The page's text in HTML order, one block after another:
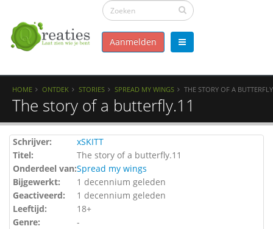
Aanmelden
HOME ONTDEK STORIES SPREAD MY WINGS THE STORY OF A
The story of a butterfly.11
Schrijver:
xSKITT
Titel:
The story of a butterfly.11
Onderdeel van:Spread my wings
Bijgewerkt:
1 decennium geleden
Geactiveerd:
1 decennium geleden
Leeftijd:
18+
Genre:
-